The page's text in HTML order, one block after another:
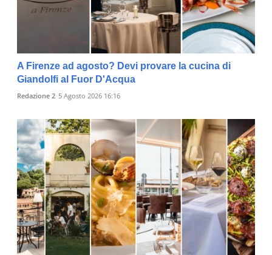
A Firenze ad agosto? Devi provare la cucina di
Giandolfi al Fuor D'Acqua
Redazione 2 5 Agosto 2026 16:16